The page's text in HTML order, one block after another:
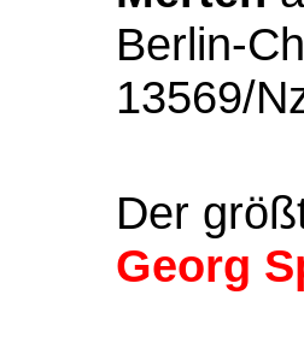
Berlin-
13569/
Der
Georg